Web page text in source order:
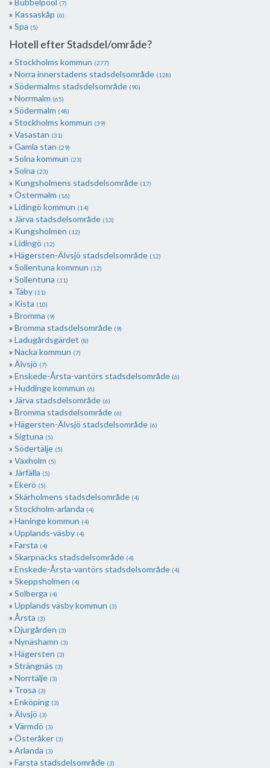
Bubbelpool (7)
Kassaskåp (6)
Spa (5)
Hotell efter Stadsdel/område?
Stockholms kommun (277)
Norra innerstadens stadsdelsområde (128)
Södermalms stadsdelsområde (90)
Norrmalm (65)
Södermalm (48)
Stockholms kommun (39)
Vasastan (31)
Gamla stan (29)
Solna kommun (23)
Solna (23)
Kungsholmens stadsdelsområde (17)
Östermalm (16)
Lidingö kommun (14)
Järva stadsdelsområde (13)
Kungsholmen (12)
Lidingö (12)
Hägersten-Älvsjö stadsdelsområde (12)
Sollentuna kommun (12)
Sollentuna (11)
Täby (11)
Kista (10)
Bromma (9)
Bromma stadsdelsområde (9)
Ladugårdsgärdet (8)
Nacka kommun (7)
Älvsjö (7)
Enskede-Årsta-vantörs stadsdelsområde (6)
Huddinge kommun (6)
Järva stadsdelsområde (6)
Bromma stadsdelsområde (6)
Hägersten-Älvsjö stadsdelsområde (6)
Sigtuna (5)
Södertälje (5)
Vaxholm (5)
Järfälla (5)
Ekerö (5)
Skärholmens stadsdelsområde (4)
Stockholm-arlanda (4)
Haninge kommun (4)
Upplands-väsby (4)
Farsta (4)
Skarpnäcks stadsdelsområde (4)
Enskede-Årsta-vantörs stadsdelsområde (4)
Skeppsholmen (4)
Solberga (4)
Upplands väsby kommun (3)
Årsta (3)
Djurgården (3)
Nynäshamn (3)
Hägersten (3)
Strängnäs (3)
Norrtälje (3)
Trosa (3)
Enköping (3)
Älvsjö (3)
Värmdö (3)
Österåker (3)
Arlanda (3)
Farsta stadsdelsområde (3)